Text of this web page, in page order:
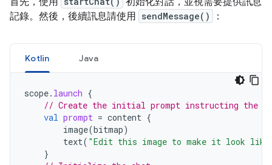
記錄。然後，後續訊息請使用 sendMessage() ：
Kotlin Java
scope. launch {
// Create the initial prompt instructing the
val prompt = content {
image(bitmap)
text( "Edit this image to make it look like
}